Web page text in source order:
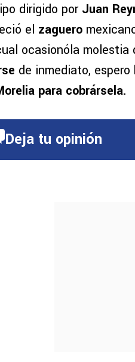
dirigido por Juan
el zaguero
ocasionóla molestia
de inmediato,
para cobrársela.
Deja tu opinión